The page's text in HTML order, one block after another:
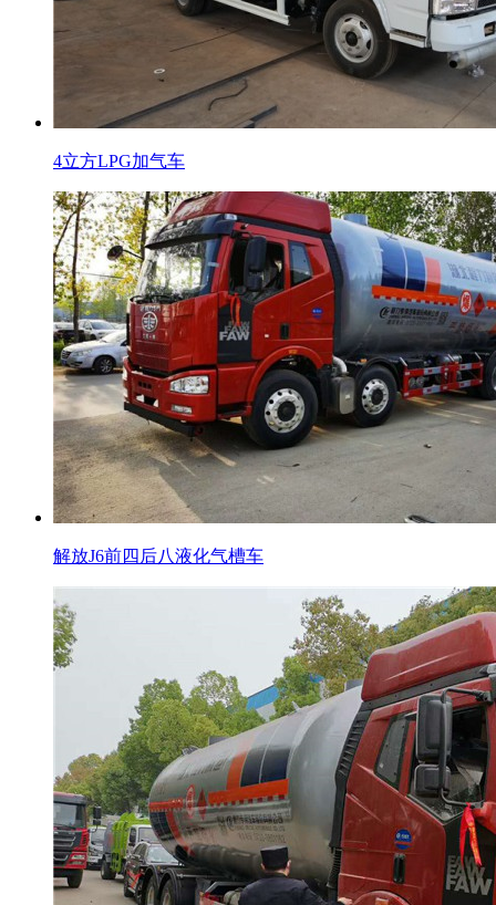
4立方LPG加气车
解放J6前四后八液化气槽车